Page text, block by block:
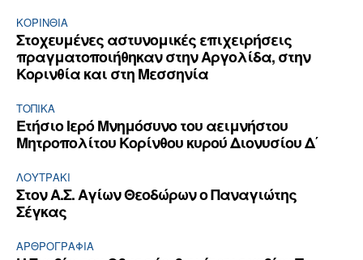
ΚΟΡΙΝΘΊΑ
Στοχευμένες αστυνομικές επιχειρήσεις
πραγματοποιήθηκαν στην Αργολίδα, στην
Κορινθία και στη Μεσσηνία
ΤΟΠΙΚΑ
Ετήσιο Ιερό Μνημόσυνο του αειμνήστου
Μητροπολίτου Κορίνθου κυρού Διονυσίου Δ΄
ΛΟΥΤΡΆΚΙ
Στον Α.Σ. Αγίων Θεοδώρων ο Παναγιώτης
Σέγκας
ΑΡΘPΟΓΡΑΦΙΑ